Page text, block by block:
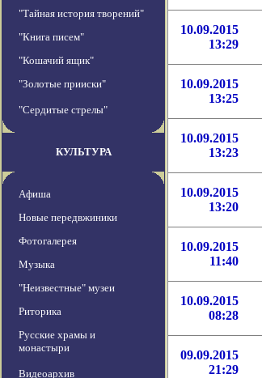
"Тайная история творений"
"Книга писем"
"Кошачий ящик"
"Золотые прииски"
"Сердитые стрелы"
КУЛЬТУРА
Афиша
Новые передвжиники
Фотогалерея
Музыка
"Неизвестные" музеи
Риторика
Русские храмы и
монастыри
Видеоархив
10.09.2015
13:29
10.09.2015
13:25
10.09.2015
13:23
10.09.2015
13:20
10.09.2015
11:40
10.09.2015
08:28
09.09.2015
21:29